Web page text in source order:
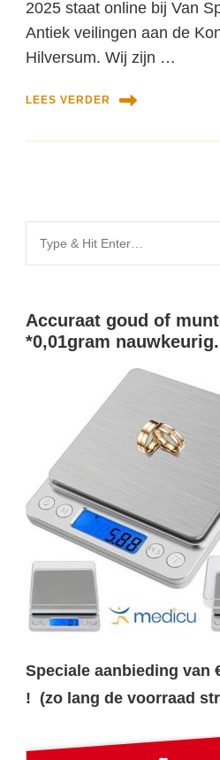
2025 staat online bij Van
Antiek veilingen aan de
Hilversum. Wij zijn …
LEES VERDER
for
Accuraat goud of
*0,01gram
Speciale aanbieding van
! (zo lang de voorraad